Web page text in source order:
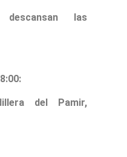
descansan las
del Pamir,